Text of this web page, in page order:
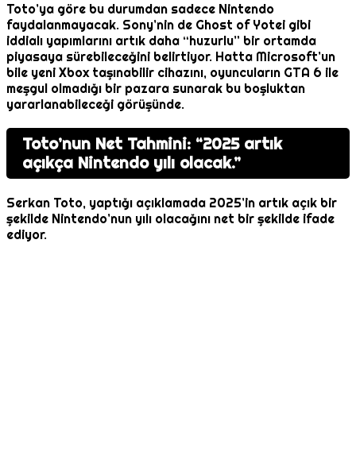
Toto’ya göre bu durumdan sadece Nintendo
faydalanmayacak. Sony’nin de Ghost of Yotei gibi
iddialı yapımlarını artık daha “huzurlu” bir ortamda
piyasaya sürebileceğini belirtiyor. Hatta Microsoft’un
bile yeni Xbox taşınabilir cihazını, oyuncuların GTA 6 ile
meşgul olmadığı bir pazara sunarak bu boşluktan
yararlanabileceği görüşünde.
Toto’nun Net Tahmini: “2025 artık
açıkça Nintendo yılı olacak.”
Serkan Toto, yaptığı açıklamada 2025’in artık açık bir
şekilde Nintendo’nun yılı olacağını net bir şekilde ifade
ediyor.